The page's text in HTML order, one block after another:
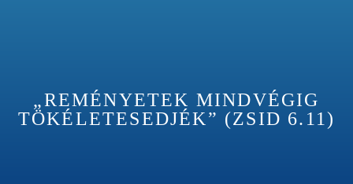
„REMÉNYETEK MINDVÉGIG
TÖKÉLETESEDJÉK” (ZSID 6.11)